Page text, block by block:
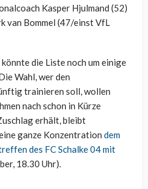
Kasper Hjulmand (52)
van Bommel (47/einst VfL
die Liste noch um einige
Wahl, wer den
trainieren soll, wollen
nach schon in Kürze
erhält, bleibt
ganze Konzentration dem
des FC Schalke 04 mit
18.30 Uhr).